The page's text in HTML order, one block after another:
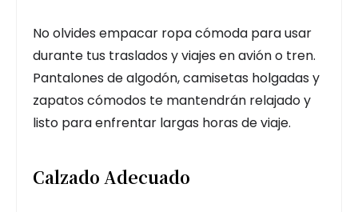
No olvides empacar ropa cómoda para usar
durante tus traslados y viajes en avión o tren.
Pantalones de algodón, camisetas holgadas y
zapatos cómodos te mantendrán relajado y
listo para enfrentar largas horas de viaje.
Calzado Adecuado